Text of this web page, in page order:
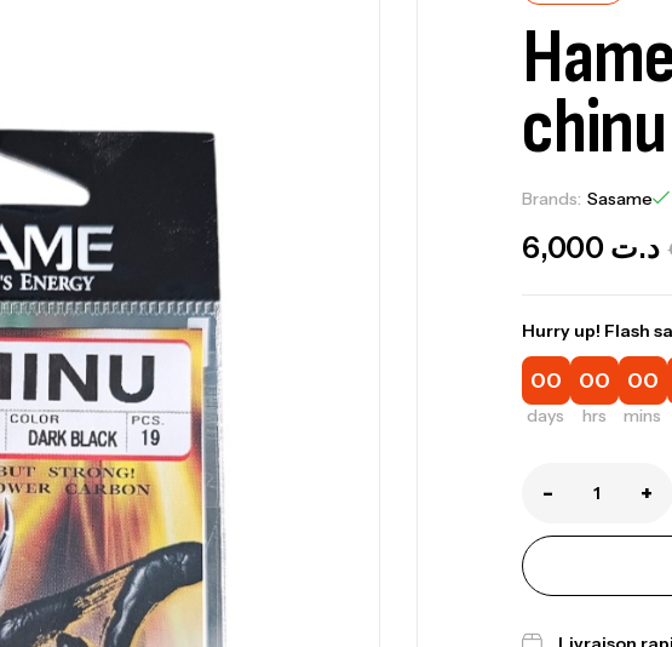
Brands: Sasame
د.ت 6,000
Hurry up! Flash
00
days
00
hrs
00
mins
- +